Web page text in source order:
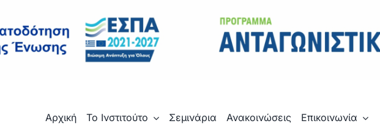
Αρχική Το Ινστιτούτο Σεμινάρια Ανακοινώσεις Επικοινωνία